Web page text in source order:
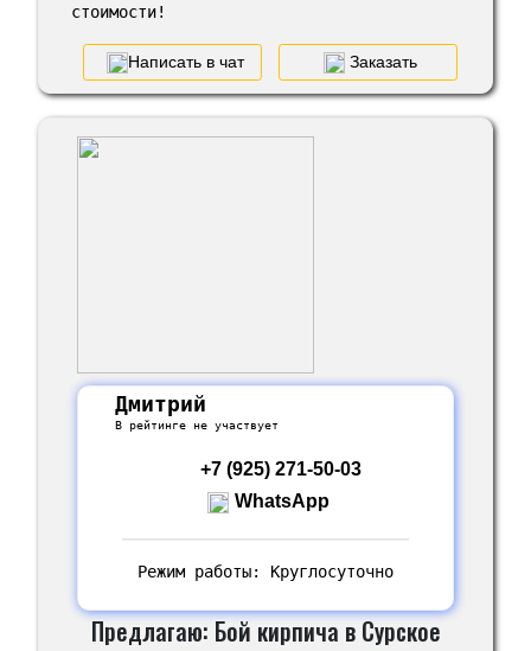
стоимости!
Написать в чат Заказать
Дмитрий
В рейтинге не участвует
+7 (925) 271-50-03
WhatsApp
Режим работы: Круглосуточно
Предлагаю: Бой кирпича в Сурское